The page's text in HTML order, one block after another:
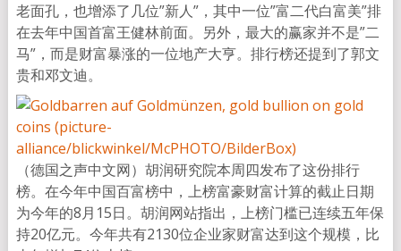
老面孔，也增添了几位”新人”，其中一位”富二代白富美”排
在去年中国首富王健林前面。另外，最大的赢家并不是”二
马”，而是财富暴涨的一位地产大亨。排行榜还提到了郭文
贵和邓文迪。
（德国之声中文网）胡润研究院本周四发布了这份排行
榜。在今年中国百富榜中，上榜富豪财富计算的截止日期
为今年的8月15日。胡润网站指出，上榜门槛已连续五年保
持20亿元。今年共有2130位企业家财富达到这个规模，比